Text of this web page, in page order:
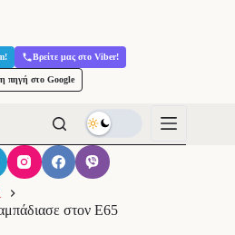
Βρείτε μας στο Viber!
πηγή στο Google
στον Ε65